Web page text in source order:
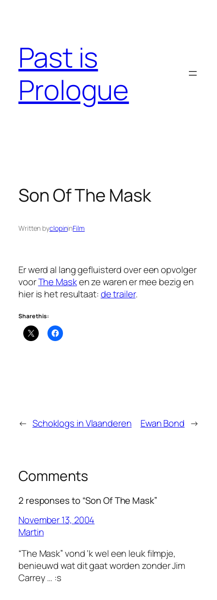
Past is
Prologue
Son Of The Mask
Written byclopininFilm
Er werd al lang gefluisterd over een opvolger
voorThe Masken ze waren er mee bezig en
hier is het resultaat:de trailer.
Share this:
← Schoklogs in Vlaanderen Ewan Bond →
Comments
2 responses to “Son Of The Mask”
November 13, 2004
Martin
“The Mask” vond ‘k wel een leuk filmpje,
benieuwd wat dit gaat worden zonder Jim
Carrey … :s